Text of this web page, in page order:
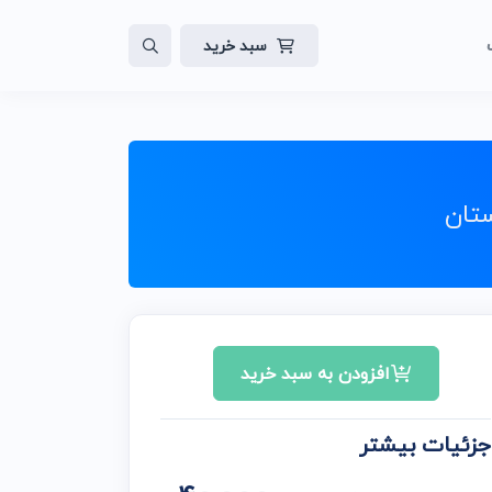
سبد خرید
افزودن به سبد خرید
جزئیات بیشتر